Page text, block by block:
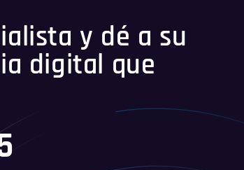
y dé a su
digital que